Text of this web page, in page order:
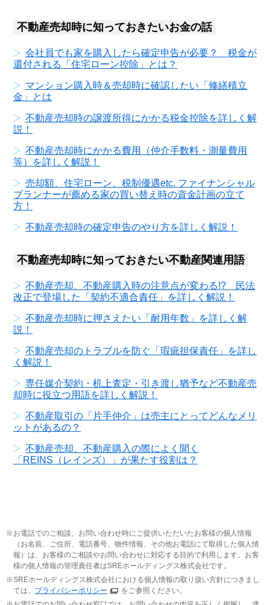
不動産売却時に知っておきたいお金の話
会社員でも家を購入したら確定申告が必要？ 税金が
還付される「住宅ローン控除」とは？
マンション購入時＆売却時に確認したい「修繕積立
金」とは
不動産売却時の譲渡所得にかかる税金控除を詳しく解
説！
不動産売却時にかかる費用（仲介手数料・測量費用
等）を詳しく解説！
売却額、住宅ローン、税制優遇etc. ファイナンシャル
プランナーが薦める家の買い替え時の資金計画の立て
方！
不動産売却時の確定申告のやり方を詳しく解説！
不動産売却時に知っておきたい不動産関連用語
不動産売却、不動産購入時の注意点が変わる!? 民法
改正で登場した「契約不適合責任」を詳しく解説！
不動産売却時に押さえたい「耐用年数」を詳しく解
説！
不動産売却のトラブルを防ぐ「瑕疵担保責任」を詳し
く解説！
専任媒介契約・机上査定・引き渡し猶予など不動産売
却時に役立つ用語を詳しく解説！
不動産取引の「片手仲介」は売主にとってどんなメリ
ットがあるの？
不動産売却、不動産購入の際によく聞く
「REINS（レインズ）」が果たす役割は？
お電話でのご相談、お問い合わせ時にご提供いただいたお客様の個人情報
（お名前、ご住所、電話番号、物件情報、その他お電話にて取得した個人情
報）は、お客様のご相談やお問い合わせに対応する目的で利用します。お客
様の個人情報の管理責任者はSREホールディングス株式会社です。
SREホールディングス株式会社における個人情報の取り扱い方針につきまし
ては、 プライバシーポリシー
をご参照ください。